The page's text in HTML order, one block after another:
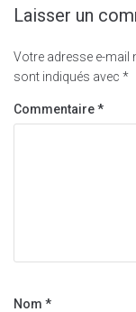
Laisser un
Votre adresse e-mail
sont indiqués avec *
Commentaire*
Nom *